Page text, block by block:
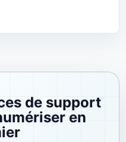
de support
en